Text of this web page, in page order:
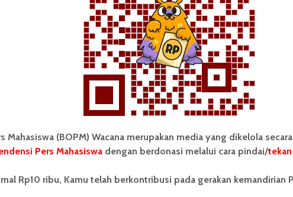
Wacana merupakan pers mahasiswa
Mahasiswa (BOPM) Wacana merupakan media yang dikelola
Pers Mahasiswadengan berdonasi melalui cara pindai/tekan
Rp10 ribu, Kamu telah berkontribusi pada gerakan kemandirian